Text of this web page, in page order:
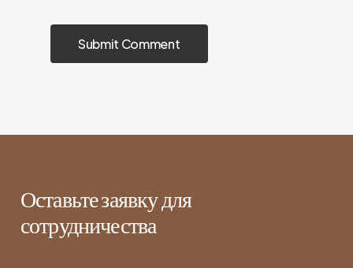
Оставьте заявку для
сотрудничества